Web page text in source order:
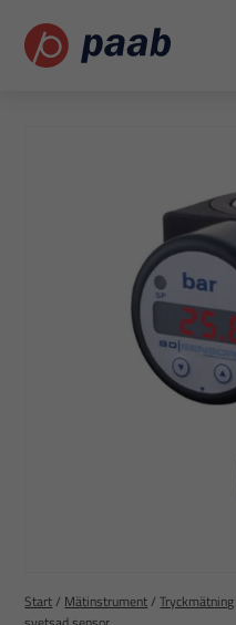
Start/ Mätinstrument/Tryckmätning